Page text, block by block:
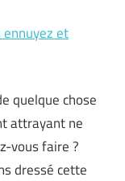
et
quelque chose
attrayant ne
vous faire ?
dressé cette